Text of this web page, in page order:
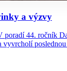
a výzvy
poradí 44. ročník
vyvrcholí